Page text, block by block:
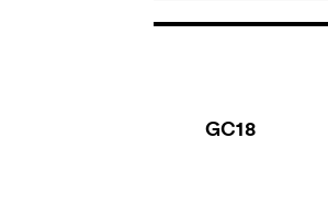
GC18